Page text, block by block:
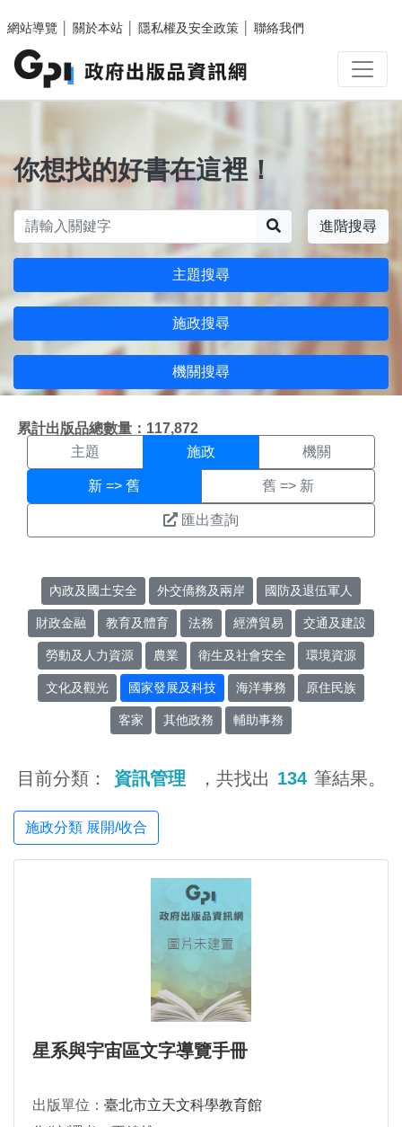
網站導覽
關於本站 隱私權及安全政策 聯絡我們
你想找的好書在這裡！
進階搜尋
主題搜尋
施政搜尋
機關搜尋
累計出版品總數量：117,872
施政搜尋結果頁面
主題 施政 機關
新 => 舊 舊 => 新
匯出查詢
內政及國土安全 外交僑務及兩岸 國防及退伍軍人
財政金融 教育及體育 法務 經濟貿易 交通及建設
勞動及人力資源 農業 衛生及社會安全 環境資源
文化及觀光 國家發展及科技 海洋事務 原住民族
客家 其他政務 輔助事務
目前分類： 資訊管理 ，共找出 134 筆結果。
施政分類 展開/收合
星系與宇宙區文字導覽手冊
出版單位： 臺北市立天文科學教育館